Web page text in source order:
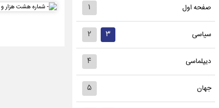
صفحه اول ۱
سیاسی ۲ ۳
دیپلماسی ۴
جهان ۵